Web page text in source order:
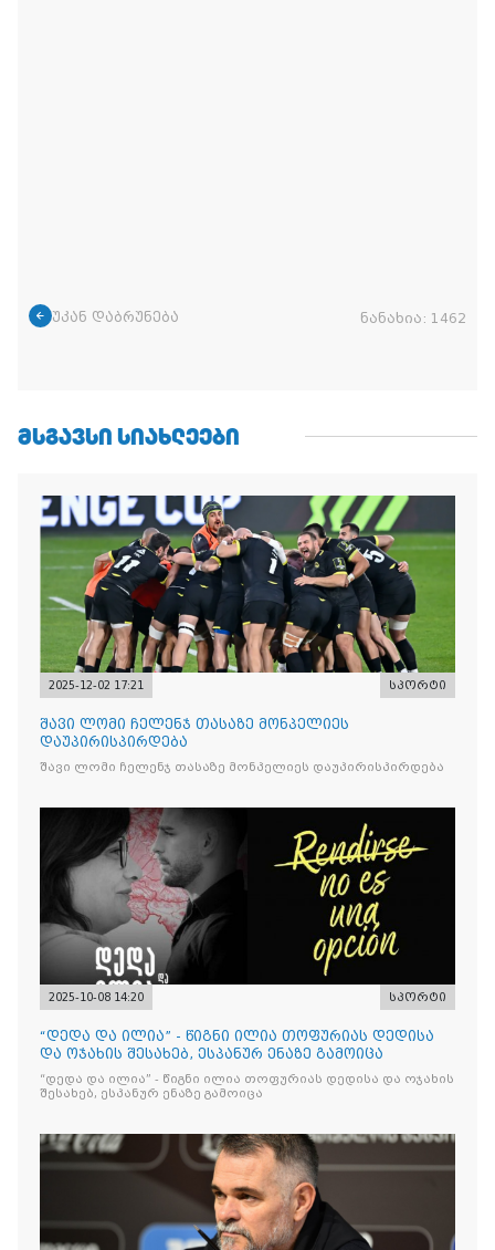
უკან დაბრუნება ნანახია: 1462
ᲛᲡᲒᲐᲕᲡᲘ ᲡᲘᲐᲮᲚᲔᲔᲑᲘ
2025-12-02 17:21 სპორტი
შავი ლომი ჩელენჯ თასაზე მონპელიეს
დაუპირისპირდება
შავი ლომი ჩელენჯ თასაზე მონპელიეს დაუპირისპირდება
2025-10-08 14:20 სპორტი
“დედა და ილია” - წიგნი ილია თოფურიას დედისა
და ოჯახის შესახებ, ესპანურ ენაზე გამოიცა
“დედა და ილია” - წიგნი ილია თოფურიას დედისა და ოჯახის
შესახებ, ესპანურ ენაზე გამოიცა